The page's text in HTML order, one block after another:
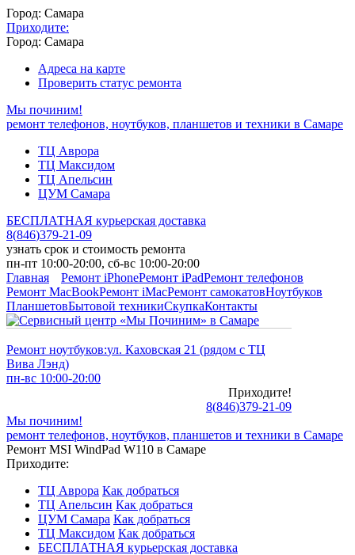
Город: Самара
Приходите:
Город: Самара
Адреса на карте
Проверить статус ремонта
Мы починим!
ремонт телефонов, ноутбуков, планшетов и техники в Самаре
ТЦ Аврора
ТЦ Максидом
ТЦ Апельсин
ЦУМ Самара
БЕСПЛАТНАЯ курьерская доставка
8(846)379-21-09
узнать срок и стоимость ремонта
пн-пт 10:00-20:00, сб-вс 10:00-20:00
Главная
Ремонт iPhoneРемонт iPadРемонт телефонов
Ремонт MacBookРемонт iMacРемонт самокатовНоутбуков
ПланшетовБытовой техникиСкупкаКонтакты
Ремонт ноутбуков:ул. Каховская 21 (рядом с ТЦ
Вива Лэнд)
пн-вс 10:00-20:00
Приходите!
8(846)379-21-09
Мы починим!
ремонт телефонов, ноутбуков, планшетов и техники в Самаре
Ремонт MSI WindPad W110 в Самаре
Приходите:
ТЦ Аврора Как добраться
ТЦ Апельсин Как добраться
ЦУМ Самара Как добраться
ТЦ Максидом Как добраться
БЕСПЛАТНАЯ курьерская доставка